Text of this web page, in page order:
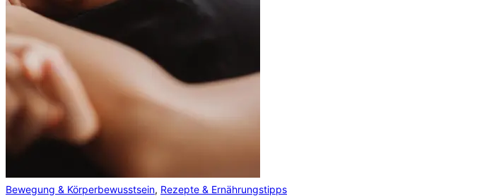
Bewegung & Körperbewusstsein, Rezepte & Ernährungstipps